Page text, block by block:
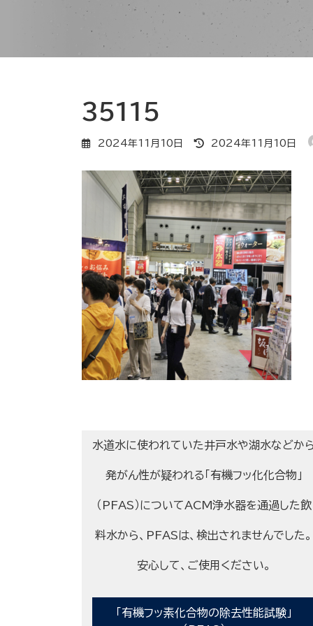
35115
2024年11月10日
最
終
日
時
:
2024年11月10日
水道水に使われていた井戸水や湖水などか
発がん性が疑われる「有機フッ化化合物」
（PFAS）についてACM浄水器を通過した飲
料水から、PFASは、検出されませんでした。
安心して、ご使用ください。
「有機フッ素化合物の除去性能試験」